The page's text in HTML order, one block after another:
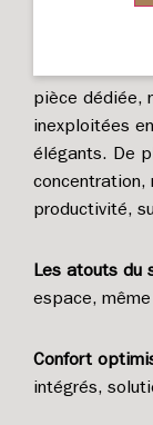
ce soit dans
pièce dédiée,
inexploitées
élégants. De
concentration,
productivité,
Les atouts du
espace,
Confort
intégrés,